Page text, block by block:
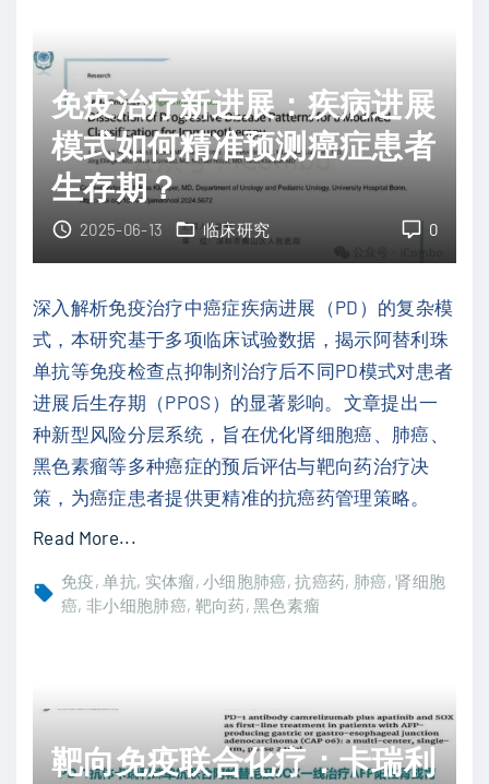
：
甲
氨
蝶
呤
（
X
）
如
何
突
破
性
增
强
肿
疗
免疫治疗新进展：疾病进展
模式如何精准预测癌症患者
生存期？
0
2025-06-13 临床研究
深入解析免疫治疗中癌症疾病进展（PD）的复杂模
式，本研究基于多项临床试验数据，揭示阿替利珠
单抗等免疫检查点抑制剂治疗后不同PD模式对患者
进展后生存期（PPOS）的显著影响。文章提出一
种新型风险分层系统，旨在优化肾细胞癌、肺癌、
黑色素瘤等多种癌症的预后评估与靶向药治疗决
策，为癌症患者提供更精准的抗癌药管理策略。
Read More..."
免
疫
展
免疫 单抗 实体瘤 小细胞肺癌 抗癌药 肺癌 肾细胞
癌 非小细胞肺癌 靶向药 黑色素瘤
靶向免疫联合化疗：卡瑞利